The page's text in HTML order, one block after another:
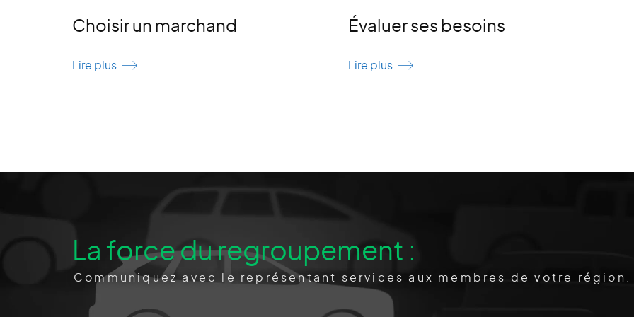
Choisir un marchand
Lire plus
Évaluer ses besoins
Lire plus
La force du regroupement :
Communiquez avec le représentant services aux membres de votre région.